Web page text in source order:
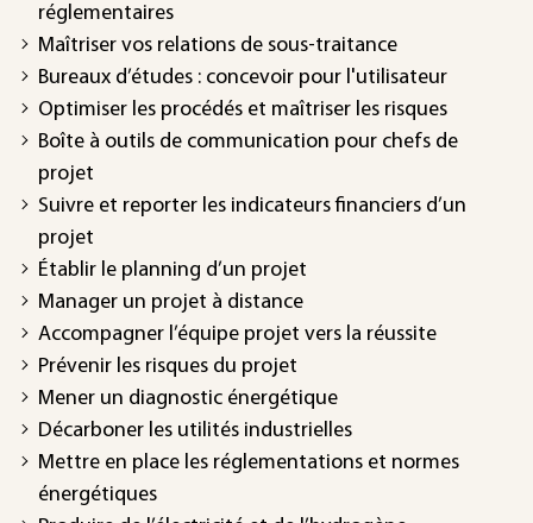
réglementaires
Maîtriser vos relations de sous-traitance
Bureaux d’études : concevoir pour l'utilisateur
Optimiser les procédés et maîtriser les risques
Boîte à outils de communication pour chefs de
projet
Suivre et reporter les indicateurs financiers d’un
projet
Établir le planning d’un projet
Manager un projet à distance
Accompagner l’équipe projet vers la réussite
Prévenir les risques du projet
Mener un diagnostic énergétique
Décarboner les utilités industrielles
Mettre en place les réglementations et normes
énergétiques